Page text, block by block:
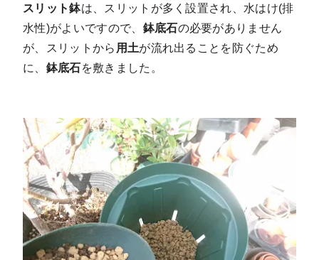
スリット鉢は、スリットが多く設置され、水はけ(排
水性)がよいですので、 鉢底石の必要がありません
が、スリットから 用土が流れ出ることを防ぐため
に、 鉢底石を敷きました。